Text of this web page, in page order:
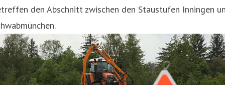
den Abschnitt zwischen den Staustufen Inningen